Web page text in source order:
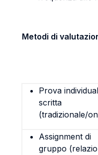
Metodi di
Prova
scritta
(tradizionale/
Assignment di
gruppo